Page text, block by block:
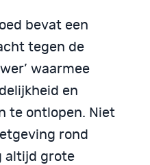
bevat een
tegen de
waarmee
en
te ontlopen. Niet
rond
altijd grote